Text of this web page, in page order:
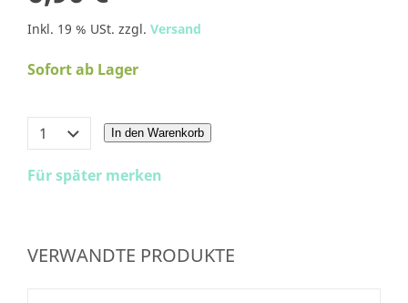
Inkl. 19 % USt. zzgl. Versand
Sofort ab Lager
In den Warenkorb
Für später merken
VERWANDTE PRODUKTE